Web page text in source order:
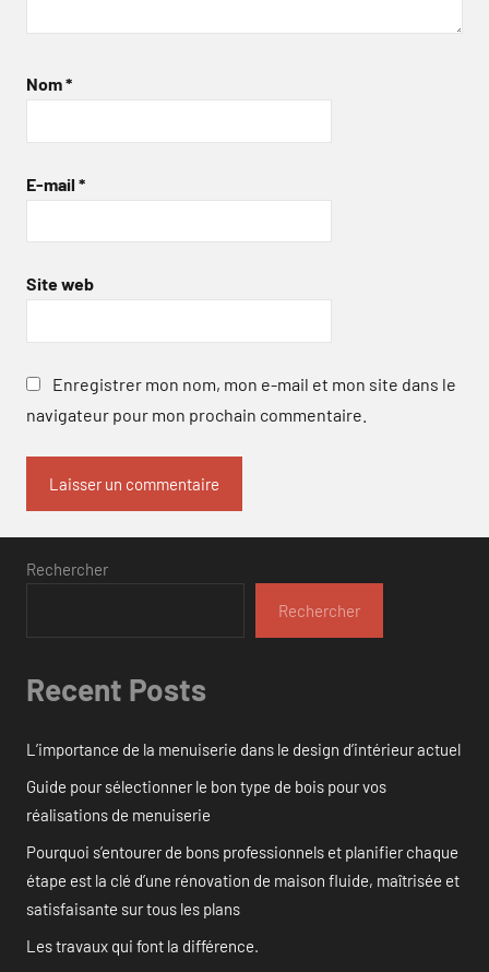
Nom*
E-mail *
Site web
Enregistrer mon nom, mon e-mail et mon site dans le
navigateur pour mon prochain commentaire.
Rechercher
Rechercher
Recent Posts
L’importance de la menuiserie dans le design d’intérieur actuel
Guide pour sélectionner le bon type de bois pour vos
réalisations de menuiserie
Pourquoi s’entourer de bons professionnels et planifier chaque
étape est la clé d’une rénovation de maison fluide, maîtrisée et
satisfaisante sur tous les plans
Les travaux qui font la différence.